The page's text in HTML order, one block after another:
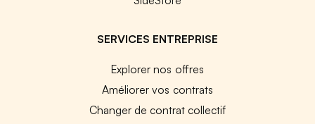
SERVICES ENTREPRISE
Explorer nos offres
Améliorer vos contrats
Changer de contrat collectif